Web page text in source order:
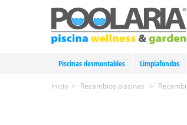
Piscinas desmontables Limpiafondos
Inicio > Recambios piscinas >